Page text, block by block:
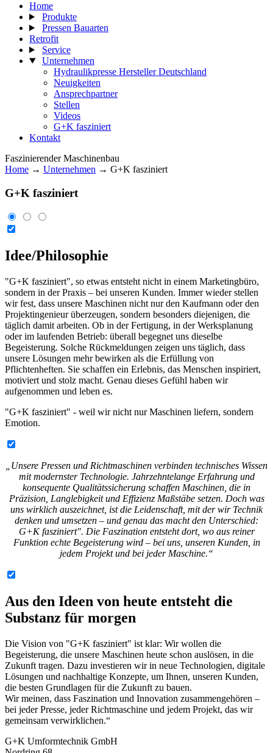
Home
Produkte
Pressen Bauarten
Retrofit
Service
Unternehmen
Hydraulikpresse Hersteller Deutschland
Neuigkeiten
Ansprechpartner
Stellen
Videos
G+K fasziniert
Kontakt
Faszinierender Maschinenbau
Home → Unternehmen → G+K fasziniert
G+K fasziniert
Idee/Philosophie
"G+K fasziniert", so etwas entsteht nicht in einem Marketingbüro,
sondern in der Praxis – bei unseren Kunden. Immer wieder stellen
wir fest, dass unsere Maschinen nicht nur den Kaufmann oder den
Projektingenieur überzeugen, sondern besonders diejenigen, die
täglich damit arbeiten. Ob in der Fertigung, in der Werksplanung
oder im laufenden Betrieb: überall begegnet uns dieselbe
Begeisterung. Solche Rückmeldungen zeigen uns täglich, dass
unsere Lösungen mehr bewirken als die Erfüllung von
Pflichtenheften. Sie schaffen ein Erlebnis, das Menschen inspiriert,
motiviert und stolz macht. Genau dieses Gefühl haben wir
aufgenommen und leben es.
"G+K fasziniert" - weil wir nicht nur Maschinen liefern, sondern
Emotion.
„Unsere Pressen und Richtmaschinen verbinden technisches Wissen
mit modernster Technologie. Jahrzehntelange Erfahrung und
konsequente Qualitätssicherung schaffen Maschinen, die in
Präzision, Langlebigkeit und Effizienz Maßstäbe setzen. Doch was
uns wirklich auszeichnet, ist die Leidenschaft, mit der wir Technik
denken und umsetzen – und genau das macht den Unterschied:
G+K fasziniert". Die Faszination entsteht dort, wo aus reiner
Funktion echte Begeisterung wird – bei uns, unseren Kunden, in
jedem Projekt und bei jeder Maschine.“
Aus den Ideen von heute entsteht die
Substanz für morgen
Die Vision von "G+K fasziniert" ist klar: Wir wollen die
Begeisterung, die unsere Maschinen heute schon auslösen, in die
Zukunft tragen. Dazu investieren wir in neue Technologien, digitale
Lösungen und nachhaltige Konzepte, um Ihnen, unseren Kunden,
die besten Grundlagen für die Zukunft zu bauen.
Wir meinen, dass Faszination und Innovation zusammengehören –
bei jeder Presse, jeder Richtmaschine und jedem Projekt, das wir
gemeinsam verwirklichen.“
G+K Umformtechnik GmbH